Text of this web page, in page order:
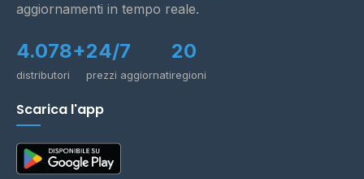
aggiornamenti in tempo reale.
4.078+
distributori
24/7
prezzi aggiornati
20
regioni
Scarica l'app